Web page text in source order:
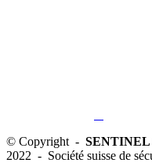
© Copyright -
2022 - Société suisse de